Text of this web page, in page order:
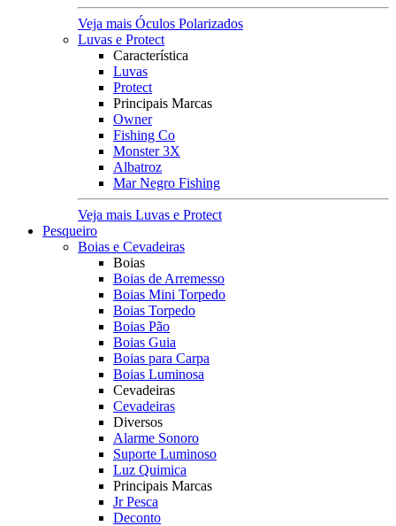
Veja mais Óculos Polarizados
Luvas e Protect
Característica
Luvas
Protect
Principais Marcas
Owner
Fishing Co
Monster 3X
Albatroz
Mar Negro Fishing
Veja mais Luvas e Protect
Pesqueiro
Boias e Cevadeiras
Boias
Boias de Arremesso
Boias Mini Torpedo
Boias Torpedo
Boias Pão
Boias Guia
Boias para Carpa
Boias Luminosa
Cevadeiras
Cevadeiras
Diversos
Alarme Sonoro
Suporte Luminoso
Luz Quimica
Principais Marcas
Jr Pesca
Deconto